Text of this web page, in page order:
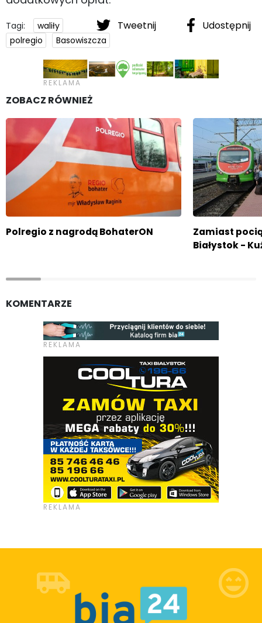
Tweetnij Udostępnij
Tagi:
waliły
polregio
Basowiszcza
ZOBACZ RÓWNIEŻ
Polregio z nagrodą BohaterON
Zamiast
Białystok -
KOMENTARZE